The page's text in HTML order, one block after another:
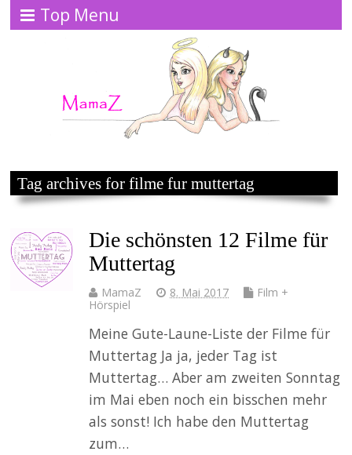
Top Menu
Tag archives for filme fur muttertag
Die schönsten 12 Filme für
Muttertag
MamaZ 8. Mai 2017
Film +
Hörspiel
Meine Gute-Laune-Liste der Filme für
Muttertag Ja ja, jeder Tag ist
Muttertag… Aber am zweiten Sonntag
im Mai eben noch ein bisschen mehr
als sonst! Ich habe den Muttertag
zum…